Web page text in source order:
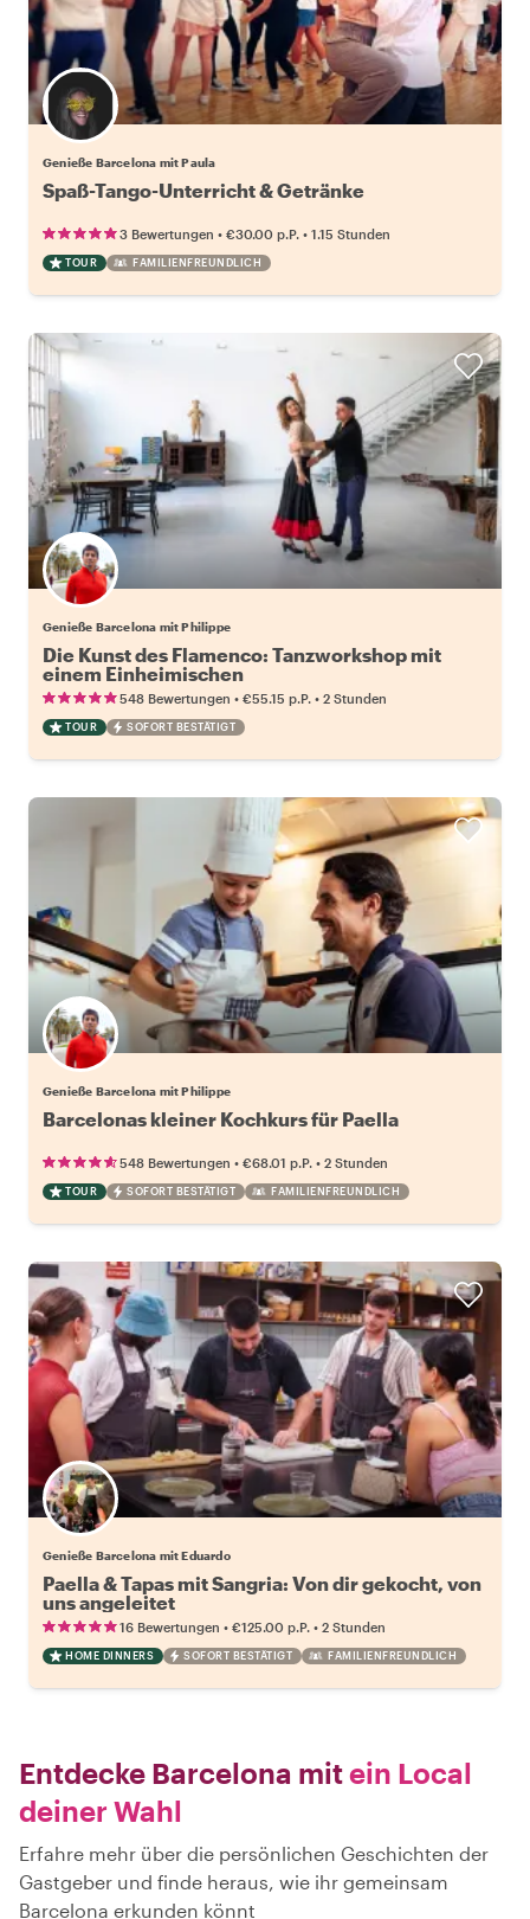
Genieße Barcelona mit Paula
Spaß-Tango-Unterricht & Getränke
3 Bewertungen • €30.00 p.P. • 1.15 Stunden
TOUR FAMILIENFREUNDLICH
Genieße Barcelona mit Philippe
Die Kunst des Flamenco: Tanzworkshop mit
einem Einheimischen
548 Bewertungen • €55.15 p.P. • 2 Stunden
TOUR SOFORT BESTÄTIGT
Genieße Barcelona mit Philippe
Barcelonas kleiner Kochkurs für Paella
548 Bewertungen • €68.01 p.P. • 2 Stunden
TOUR SOFORT BESTÄTIGT FAMILIENFREUNDLICH
Genieße Barcelona mit Eduardo
Paella & Tapas mit Sangria: Von dir gekocht, von
uns angeleitet
16 Bewertungen • €125.00 p.P. • 2 Stunden
HOME DINNERS SOFORT BESTÄTIGT FAMILIENFREUNDLICH
Entdecke Barcelona mitein Local
deiner Wahl
Erfahre mehr über die persönlichen Geschichten der
Gastgeber und finde heraus, wie ihr gemeinsam
Barcelona erkunden könnt